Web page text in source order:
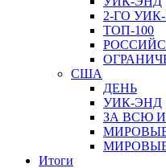
2-ГО
ТОП-100
США
ДЕНЬ
УИК-ЭНД
ЗА ВСЮ
Итоги